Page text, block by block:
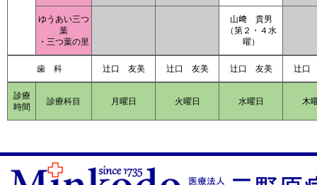
ゆうあい三つ
葉
・三つ葉の里
山﨑 貴男
（第２・４水
曜）
歯 科 辻口 友美 辻口 友美 辻口 友美 辻口
診療
時間
診療科目 月曜日 火曜日 水曜日 木